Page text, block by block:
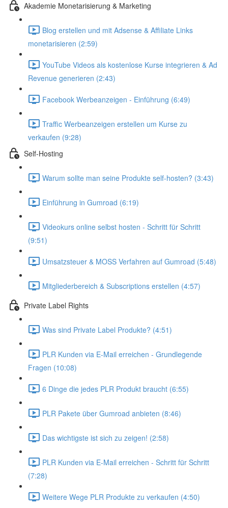
Akademie Monetarisierung & Marketing
Blog erstellen und mit Adsense & Affiliate Links
monetarisieren (2:59)
YouTube Videos als kostenlose Kurse integrieren & Ad
Revenue generieren (2:43)
Facebook Werbeanzeigen - Einführung (6:49)
Traffic Werbeanzeigen erstellen um Kurse zu
verkaufen (9:28)
Self-Hosting
Warum sollte man seine Produkte self-hosten? (3:43)
Einführung in Gumroad (6:19)
Videokurs online selbst hosten - Schritt für Schritt
(9:51)
Umsatzsteuer & MOSS Verfahren auf Gumroad (5:48)
Mitgliederbereich & Subscriptions erstellen (4:57)
Private Label Rights
Was sind Private Label Produkte? (4:51)
PLR Kunden via E-Mail erreichen - Grundlegende
Fragen (10:08)
6 Dinge die jedes PLR Produkt braucht (6:55)
PLR Pakete über Gumroad anbieten (8:46)
Das wichtigste ist sich zu zeigen! (2:58)
PLR Kunden via E-Mail erreichen - Schritt für Schritt
(7:28)
Weitere Wege PLR Produkte zu verkaufen (4:50)